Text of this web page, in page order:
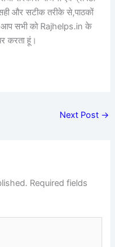
और सटीक तरीके से,पाठकों
आप सभी को Rajhelps.in के
करता हूं।
Next Post →
Required fields